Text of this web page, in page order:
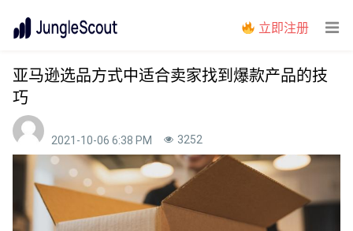
立即注册
亚马逊选品方式中适合卖家找到爆款产品的技
巧
2021-10-06 6:38 PM 3252